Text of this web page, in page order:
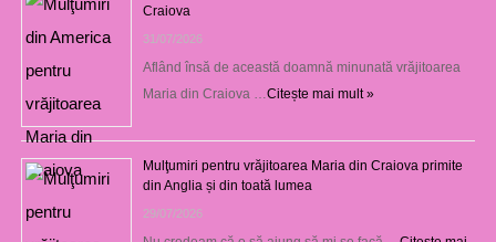
Craiova
31/07/2026
Aflând însă de această doamnă minunată vrăjitoarea
Maria din Craiova … Citește mai mult »
Mulţumiri pentru vrăjitoarea Maria din Craiova primite
din Anglia și din toată lumea
29/07/2026